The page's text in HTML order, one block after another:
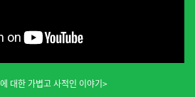
대한 가볍고 사적인 이야기>